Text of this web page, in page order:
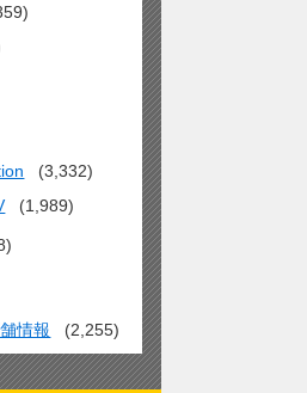
(3,332)
(1,989)
情報 (2,255)